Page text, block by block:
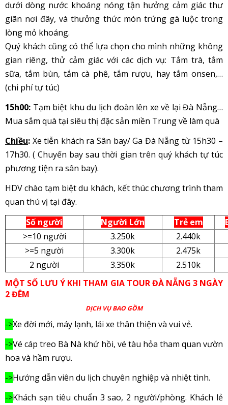
dưới dòng nước khoáng nóng tận hưởng cảm giác thư
giãn nơi đây, và thưởng thức món trứng gà luộc trong
lòng mỏ khoáng.
Quý khách cũng có thể lựa chọn cho mình những không
gian riêng, thử cảm giác với các dịch vụ: Tắm trà, tắm
sữa, tắm bùn, tắm cà phê, tắm rượu, hay tắm onsen,…
(chi phí tự túc)
15h00: Tạm biệt khu du lịch đoàn lên xe về lại Đà Nẵng…
Mua sắm quà tại siêu thị đặc sản miền Trung về làm quà
Chiều: Xe tiễn khách ra Sân bay/ Ga Đà Nẵng từ 15h30 –
17h30. ( Chuyến bay sau thời gian trên quý khách tự túc
phương tiện ra sân bay).
HDV chào tạm biệt du khách, kết thúc chương trình tham
quan thú vị tại đây.
Số người
Người Lớn Trẻ em
>=10 người
3.250k
2.440k
>=5 người
3.300k
2.475k
2 người
3.350k
2.510k
MỘT SỐ LƯU Ý KHI THAM GIA TOUR ĐÀ NẴNG 3 NGÀY
2 ĐÊM
DỊCH VỤ BAO GỒM
->Xe đời mới, máy lạnh, lái xe thân thiện và vui vẻ.
->Vé cáp treo Bà Nà khứ hồi, vé tàu hỏa tham quan vườn
hoa và hầm rượu.
->Hướng dẫn viên du lịch chuyên nghiệp và nhiệt tình.
->Khách sạn tiêu chuẩn 3 sao, 2 người/phòng. Khách lẻ